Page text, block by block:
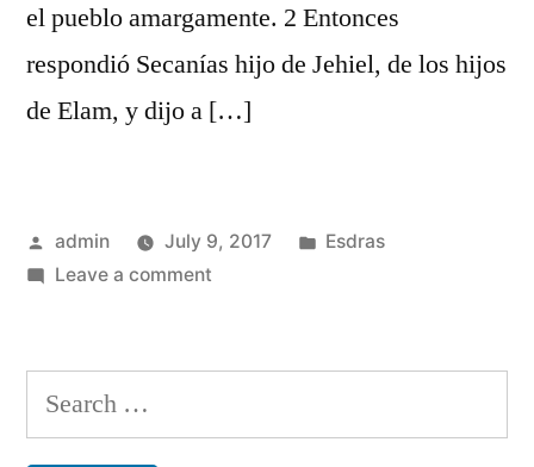
el pueblo amargamente. 2 Entonces
respondió Secanías hijo de Jehiel, de los hijos
de Elam, y dijo a […]
Posted
by
admin July 9, 2017
Posted
Esdras
Leave a commenton
Search
for: